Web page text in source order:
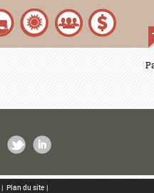
| Plan du site |